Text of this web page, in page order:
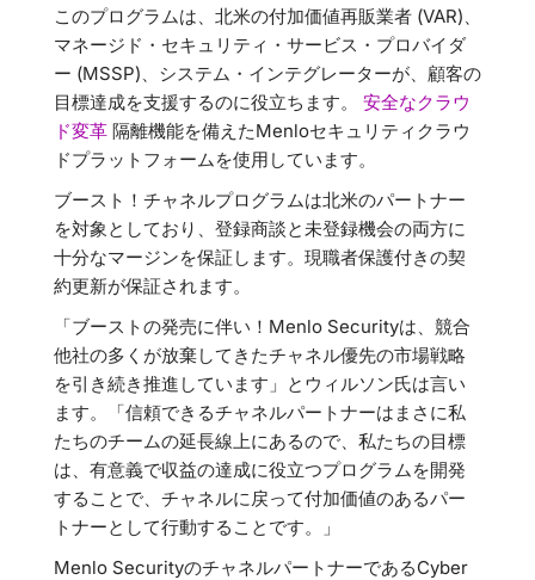
このプログラムは、北米の付加価値再販業者 (VAR)、
マネージド・セキュリティ・サービス・プロバイダ
ー (MSSP)、システム・インテグレーターが、顧客の
目標達成を支援するのに役立ちます。 安全なクラウ
ド変革 隔離機能を備えたMenloセキュリティクラウ
ドプラットフォームを使用しています。
ブースト！チャネルプログラムは北米のパートナー
を対象としており、登録商談と未登録機会の両方に
十分なマージンを保証します。現職者保護付きの契
約更新が保証されます。
「ブーストの発売に伴い！Menlo Securityは、競合
他社の多くが放棄してきたチャネル優先の市場戦略
を引き続き推進しています」とウィルソン氏は言い
ます。「信頼できるチャネルパートナーはまさに私
たちのチームの延長線上にあるので、私たちの目標
は、有意義で収益の達成に役立つプログラムを開発
することで、チャネルに戻って付加価値のあるパー
トナーとして行動することです。」
Menlo SecurityのチャネルパートナーであるCyber